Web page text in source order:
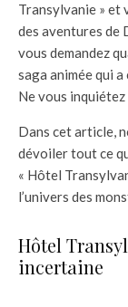
Transylvanie » et
des aventures de
vous demandez
saga animée qui
Ne vous
Dans cet article,
dévoiler tout ce
« Hôtel
l’univers des
Hôtel
incertaine